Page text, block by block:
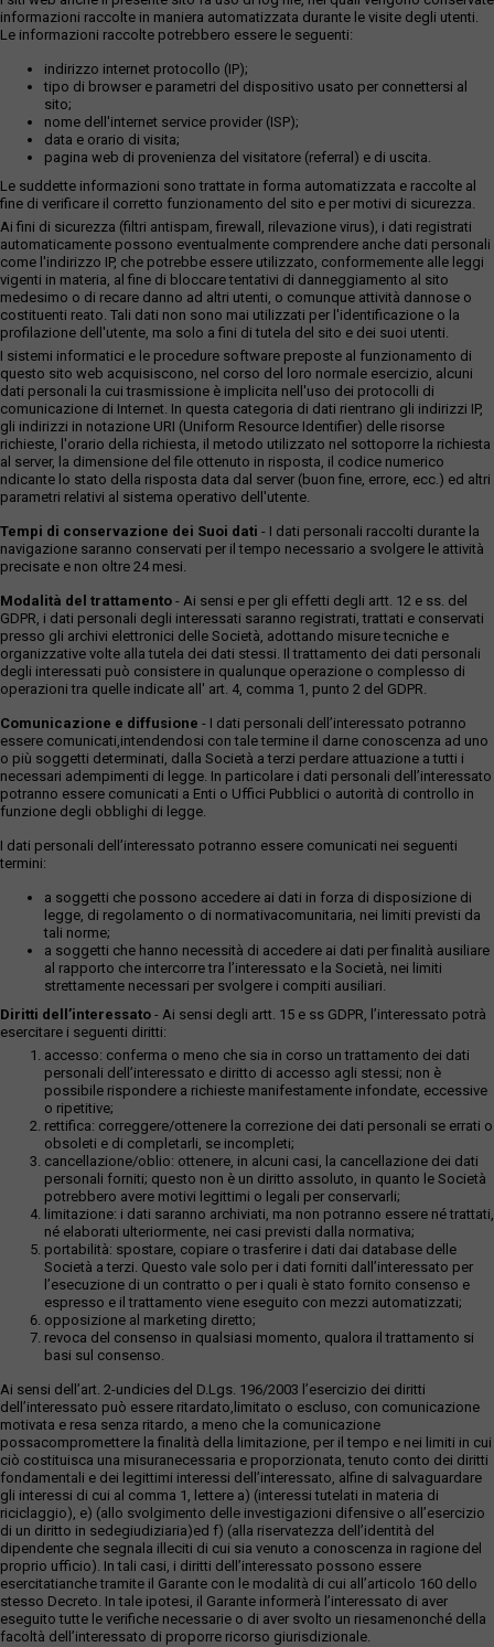
informazioni raccolte in maniera automatizzata durante le visite degli utenti.
Le informazioni raccolte potrebbero essere le seguenti:
indirizzo internet protocollo (IP);
tipo di browser e parametri del dispositivo usato per connettersi al
sito;
nome dell'internet service provider (ISP);
data e orario di visita;
pagina web di provenienza del visitatore (referral) e di uscita.
Le suddette informazioni sono trattate in forma automatizzata e raccolte al
fine di verificare il corretto funzionamento del sito e per motivi di sicurezza.
Ai fini di sicurezza (filtri antispam, firewall, rilevazione virus), i dati registrati
automaticamente possono eventualmente comprendere anche dati personali
come l'indirizzo IP, che potrebbe essere utilizzato, conformemente alle leggi
vigenti in materia, al fine di bloccare tentativi di danneggiamento al sito
medesimo o di recare danno ad altri utenti, o comunque attività dannose o
costituenti reato. Tali dati non sono mai utilizzati per l'identificazione o la
profilazione dell'utente, ma solo a fini di tutela del sito e dei suoi utenti.
I sistemi informatici e le procedure software preposte al funzionamento di
questo sito web acquisiscono, nel corso del loro normale esercizio, alcuni
dati personali la cui trasmissione è implicita nell'uso dei protocolli di
comunicazione di Internet. In questa categoria di dati rientrano gli indirizzi IP,
gli indirizzi in notazione URI (Uniform Resource Identifier) delle risorse
richieste, l'orario della richiesta, il metodo utilizzato nel sottoporre la richiesta
al server, la dimensione del file ottenuto in risposta, il codice numerico
ndicante lo stato della risposta data dal server (buon fine, errore, ecc.) ed altri
parametri relativi al sistema operativo dell'utente.
Tempi di conservazione dei Suoi dati - I dati personali raccolti durante la
navigazione saranno conservati per il tempo necessario a svolgere le attività
precisate e non oltre 24 mesi.
Modalità del trattamento - Ai sensi e per gli effetti degli artt. 12 e ss. del
GDPR, i dati personali degli interessati saranno registrati, trattati e conservati
presso gli archivi elettronici delle Società, adottando misure tecniche e
organizzative volte alla tutela dei dati stessi. Il trattamento dei dati personali
degli interessati può consistere in qualunque operazione o complesso di
operazioni tra quelle indicate all' art. 4, comma 1, punto 2 del GDPR.
Comunicazione e diffusione - I dati personali dell’interessato potranno
essere comunicati,intendendosi con tale termine il darne conoscenza ad uno
o più soggetti determinati, dalla Società a terzi perdare attuazione a tutti i
necessari adempimenti di legge. In particolare i dati personali dell’interessato
potranno essere comunicati a Enti o Uffici Pubblici o autorità di controllo in
funzione degli obblighi di legge.
I dati personali dell’interessato potranno essere comunicati nei seguenti
termini:
a soggetti che possono accedere ai dati in forza di disposizione di
legge, di regolamento o di normativacomunitaria, nei limiti previsti da
tali norme;
a soggetti che hanno necessità di accedere ai dati per finalità ausiliare
al rapporto che intercorre tra l’interessato e la Società, nei limiti
strettamente necessari per svolgere i compiti ausiliari.
Diritti dell’interessato - Ai sensi degli artt. 15 e ss GDPR, l’interessato potrà
esercitare i seguenti diritti:
accesso: conferma o meno che sia in corso un trattamento dei dati
personali dell’interessato e diritto di accesso agli stessi; non è
possibile rispondere a richieste manifestamente infondate, eccessive
o ripetitive;
rettifica: correggere/ottenere la correzione dei dati personali se errati o
obsoleti e di completarli, se incompleti;
cancellazione/oblio: ottenere, in alcuni casi, la cancellazione dei dati
personali forniti; questo non è un diritto assoluto, in quanto le Società
potrebbero avere motivi legittimi o legali per conservarli;
limitazione: i dati saranno archiviati, ma non potranno essere né trattati,
né elaborati ulteriormente, nei casi previsti dalla normativa;
portabilità: spostare, copiare o trasferire i dati dai database delle
Società a terzi. Questo vale solo per i dati forniti dall’interessato per
l’esecuzione di un contratto o per i quali è stato fornito consenso e
espresso e il trattamento viene eseguito con mezzi automatizzati;
opposizione al marketing diretto;
revoca del consenso in qualsiasi momento, qualora il trattamento si
basi sul consenso.
Ai sensi dell’art. 2-undicies del D.Lgs. 196/2003 l’esercizio dei diritti
dell’interessato può essere ritardato,limitato o escluso, con comunicazione
motivata e resa senza ritardo, a meno che la comunicazione
possacompromettere la finalità della limitazione, per il tempo e nei limiti in cui
ciò costituisca una misuranecessaria e proporzionata, tenuto conto dei diritti
fondamentali e dei legittimi interessi dell’interessato, alfine di salvaguardare
gli interessi di cui al comma 1, lettere a) (interessi tutelati in materia di
riciclaggio), e) (allo svolgimento delle investigazioni difensive o all’esercizio
di un diritto in sedegiudiziaria)ed f) (alla riservatezza dell’identità del
dipendente che segnala illeciti di cui sia venuto a conoscenza in ragione del
proprio ufficio). In tali casi, i diritti dell’interessato possono essere
esercitatianche tramite il Garante con le modalità di cui all’articolo 160 dello
stesso Decreto. In tale ipotesi, il Garante informerà l’interessato di aver
eseguito tutte le verifiche necessarie o di aver svolto un riesamenonché della
facoltà dell’interessato di proporre ricorso giurisdizionale.